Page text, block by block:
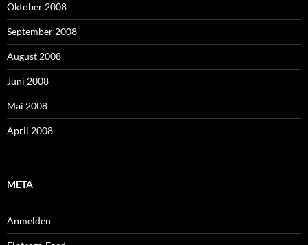
Oktober 2008
September 2008
August 2008
Juni 2008
Mai 2008
April 2008
META
Anmelden